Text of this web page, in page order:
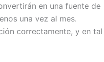
en una fuente de
una vez al mes.
correctamente, y en tal